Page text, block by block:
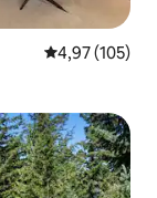
Gemiddelde
4,97 (105)